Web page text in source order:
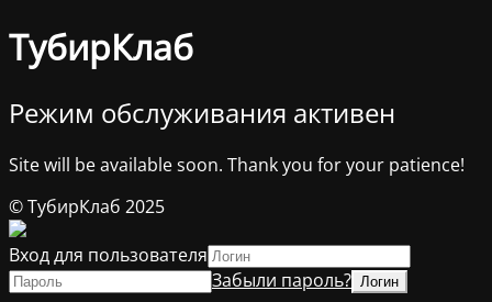
ТубирКлаб
Режим обслуживания активен
Site will be available soon. Thank you for your patience!
© ТубирКлаб 2025
Вход для пользователя
Забыли пароль?